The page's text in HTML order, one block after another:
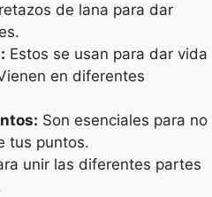
de lana para dar
Estos se usan para dar vida
en diferentes
Son esenciales para no
tus puntos.
unir las diferentes partes